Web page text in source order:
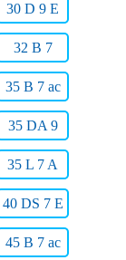
30 D 9 E
32 B 7
35 B 7 ac
35 DA 9
35 L 7 A
40 DS 7 E
45 B 7 ac